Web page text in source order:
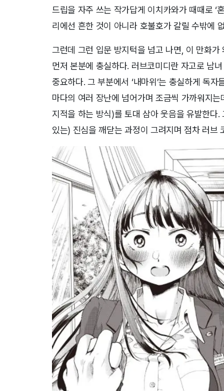
드립을 자주 쓰는 작가답게 이치카와가 때때로 ‘
리에선 흔한 것이 아니라 호불호가 갈릴 수밖에
그런데 그런 입문 방지턱을 넘고 나면, 이 만화
먼저 본분에 충실하다. 러브코미디란 자고로 남
중요하다. 그 부분에서 ‘내마위’는 충실하게 독
마다의 여러 장난에 넘어가며 조금씩 가까워지
지적을 하는 방식)를 토대 삼아 웃음을 유발한다
있는) 진심을 깨닫는 과정이 그려지며 점차 러브